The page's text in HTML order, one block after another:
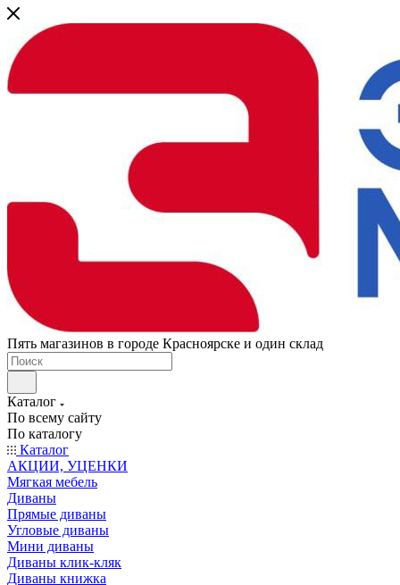
Пять магазинов в городе Красноярске и один склад
Каталог
По всему сайту
По каталогу
Каталог
АКЦИИ, УЦЕНКИ
Мягкая мебель
Диваны
Прямые диваны
Угловые диваны
Мини диваны
Диваны клик-кляк
Диваны книжка